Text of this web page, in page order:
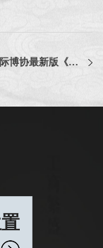
行业丨国际博协最新版《博物馆职业道德准则》解读